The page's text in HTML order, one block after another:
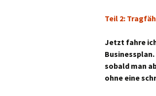
Teil 2:
Jetzt fahre
sobald man
ohne eine